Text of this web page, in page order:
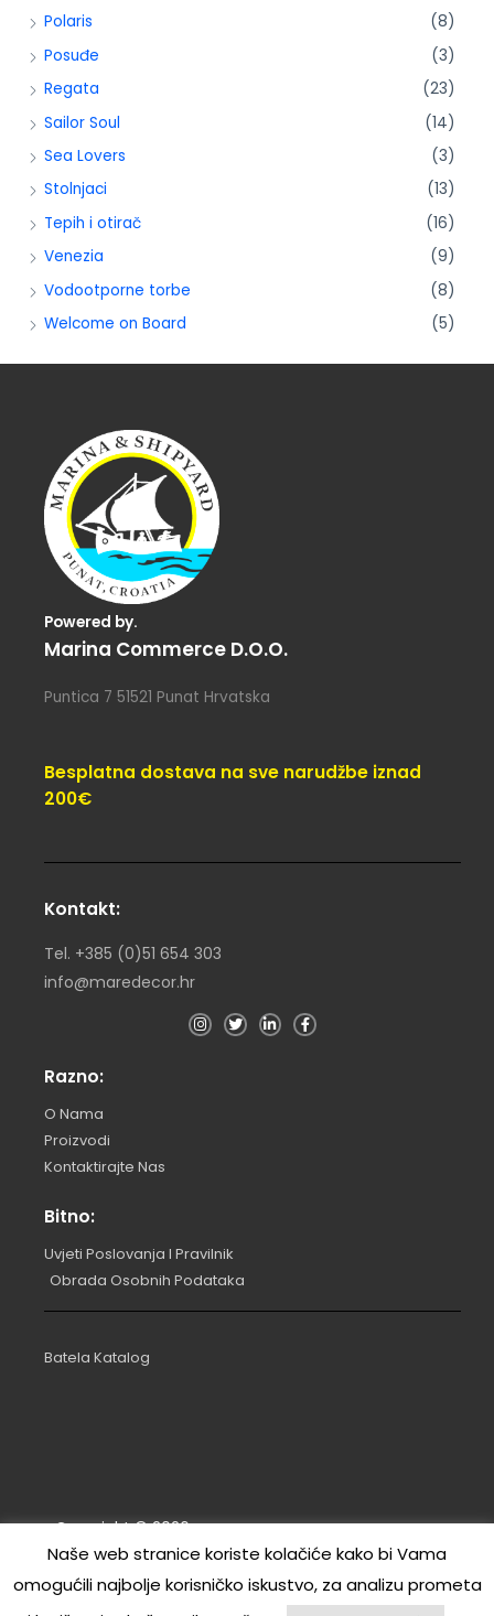
Polaris
(8)
Posuđe
(3)
Regata
(23)
Sailor Soul
(14)
Sea Lovers
(3)
Stolnjaci
(13)
Tepih i otirač
(16)
Venezia
(9)
Vodootporne torbe
(8)
Welcome on Board
(5)
Powered by.
Marina Commerce D.o.o.
Puntica 7 51521 Punat Hrvatska
Besplatna dostava na sve narudžbe iznad
200€
Kontakt:
Tel. +385 (0)51 654 303
info@maredecor.hr
Razno:
O Nama
Proizvodi
Kontaktirajte Nas
Bitno:
Uvjeti Poslovanja I Pravilnik
Obrada Osobnih Podataka
Batela Katalog
Copyright ©2026.
Izrada: RL | marina commerce d.o.o.
Naše web stranice koriste kolačiće kako bi Vama
omogućili najbolje korisničko iskustvo, za analizu prometa